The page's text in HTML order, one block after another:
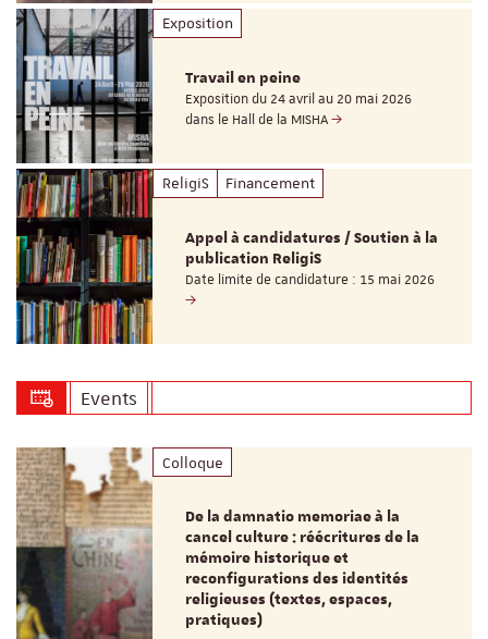
Exposition
Travail en peine
Exposition du 24 avril au 20 mai 2026
dans le Hall de la MISHA
ReligiS Financement
Appel à candidatures / Soutien à la
publication ReligiS
Date limite de candidature : 15 mai 2026
Events
Colloque
De la damnatio memoriae à la
cancel culture : réécritures de la
mémoire historique et
reconfigurations des identités
religieuses (textes, espaces,
pratiques)